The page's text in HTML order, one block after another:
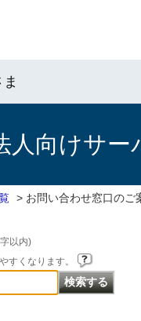
向けサー
> お問い合わせ窓口のご
以内)
すくなります。